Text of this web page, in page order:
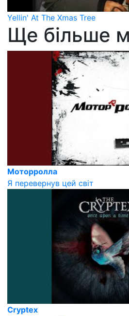
Yellin' At The Xmas Tree
Ще більше
Моторролла
Я перевернув цей світ
Cryptex